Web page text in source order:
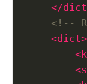
</
<!--
<dict>